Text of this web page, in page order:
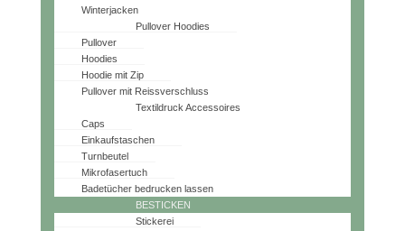
Winterjacken
Pullover Hoodies
Pullover
Hoodies
Hoodie mit Zip
Pullover mit Reissverschluss
Textildruck Accessoires
Caps
Einkaufstaschen
Turnbeutel
Mikrofasertuch
Badetücher bedrucken lassen
BESTICKEN
Stickerei